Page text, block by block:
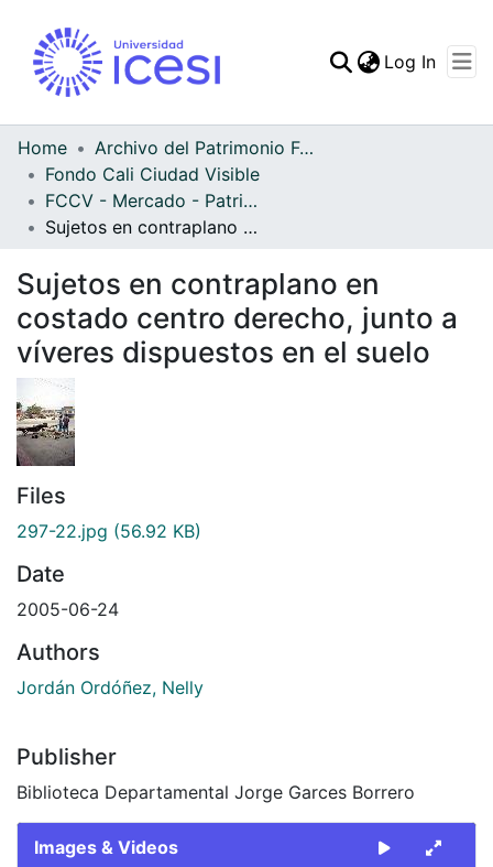
Log In
Home
Archivo del Patrimonio Fotográfico y Fílmico del Valle del Cauca
Fondo Cali Ciudad Visible
FCCV - Mercado - Patrimonial
Sujetos en contraplano en costado centro derecho, junto a víveres dispuestos en el suelo
Sujetos en contraplano en
costado centro derecho, junto a
víveres dispuestos en el suelo
Files
297-22.jpg (56.92 KB)
Date
2005-06-24
Authors
Jordán Ordóñez, Nelly
Publisher
Biblioteca Departamental Jorge Garces Borrero
Images & Videos